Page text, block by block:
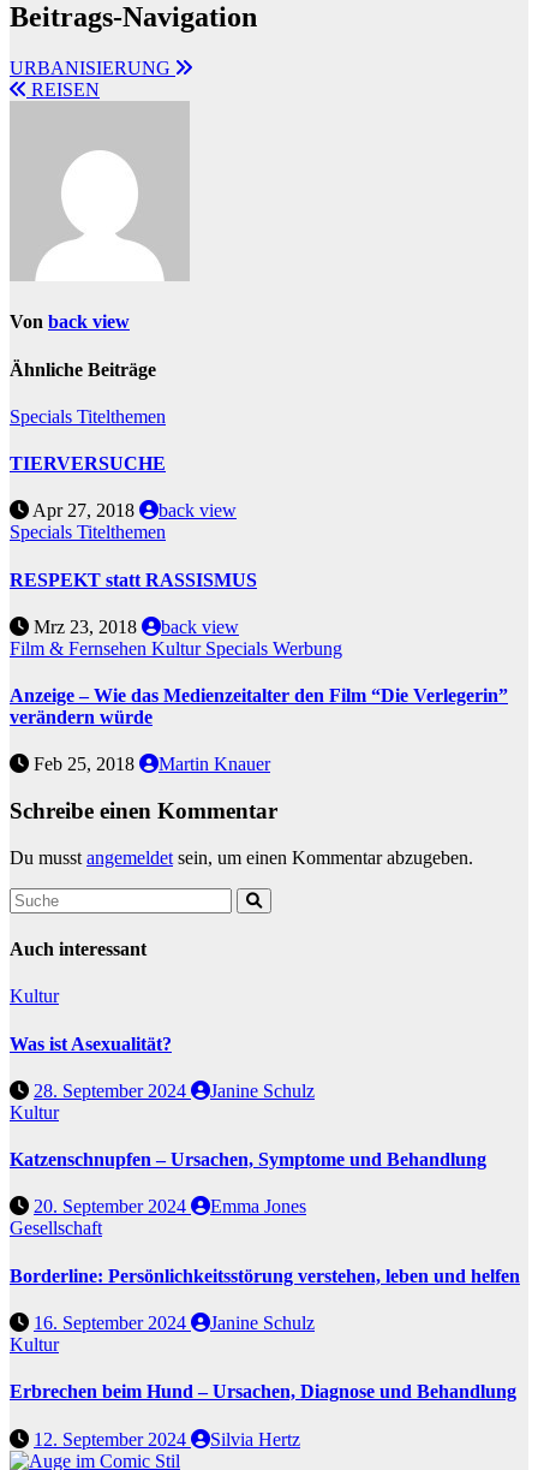
Beitrags-Navigation
URBANISIERUNG
REISEN
Von back view
Ähnliche Beiträge
Specials Titelthemen
TIERVERSUCHE
Apr 27, 2018
back view
Specials Titelthemen
RESPEKT statt RASSISMUS
Mrz 23, 2018
back view
Film & Fernsehen Kultur Specials Werbung
Anzeige – Wie das Medienzeitalter den Film “Die Verlegerin”
verändern würde
Feb 25, 2018 Martin Knauer
Schreibe einen Kommentar
Du musst angemeldet sein, um einen Kommentar abzugeben.
Auch interessant
Kultur
Was ist Asexualität?
28. September 2024
Janine Schulz
Kultur
Katzenschnupfen – Ursachen, Symptome und Behandlung
20. September 2024
Emma Jones
Gesellschaft
Borderline: Persönlichkeitsstörung verstehen, leben und helfen
16. September 2024
Janine Schulz
Kultur
Erbrechen beim Hund – Ursachen, Diagnose und Behandlung
12. September 2024 Silvia Hertz